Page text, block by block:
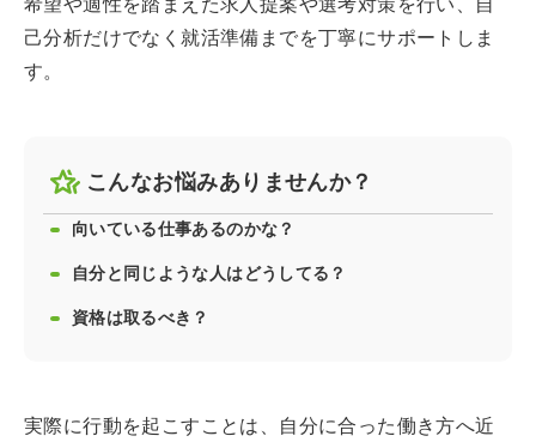
己分析だけでなく就活準備までを丁寧にサポートしま
す。
こんなお悩みありませんか？
向いている仕事あるのかな？
自分と同じような人はどうしてる？
資格は取るべき？
実際に行動を起こすことは、自分に合った働き方へ近